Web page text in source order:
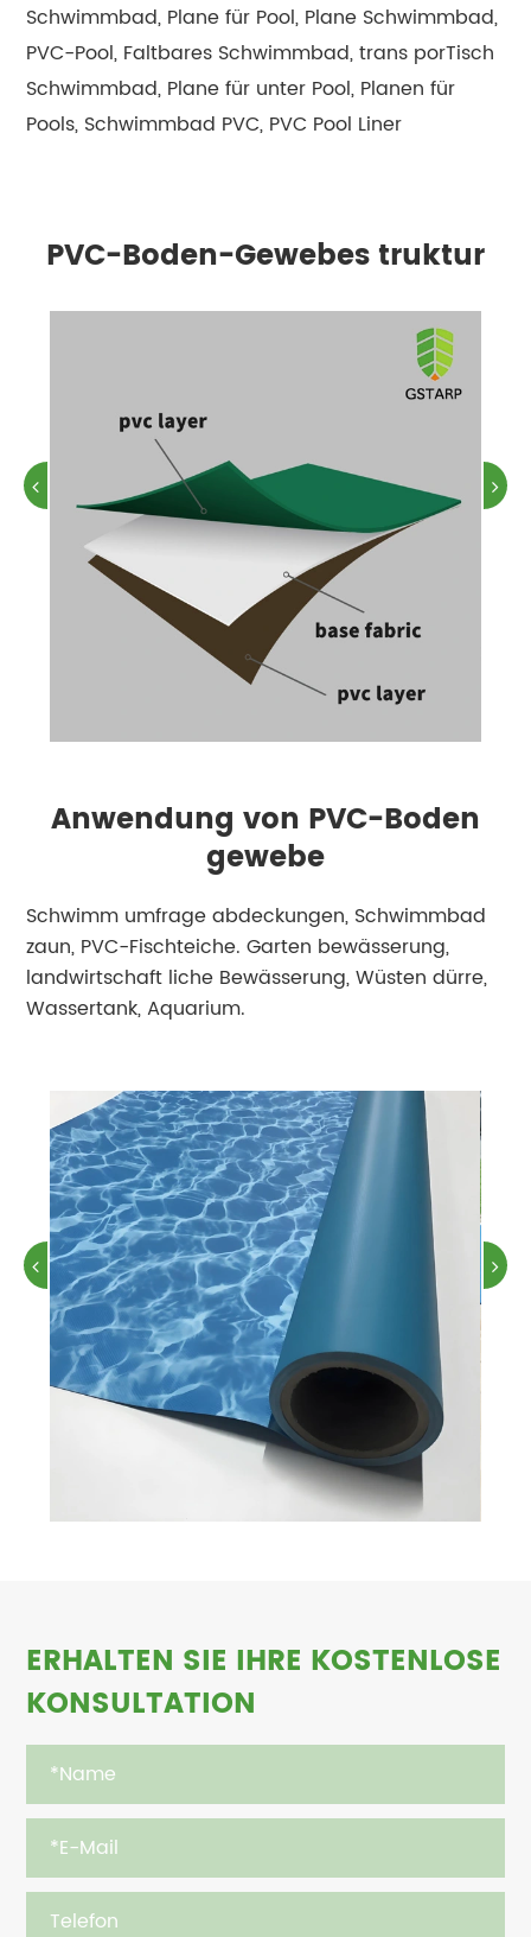
Schwimmbad, Plane für Pool, Plane Schwimmbad,
PVC-Pool, Faltbares Schwimmbad, trans porTisch
Schwimmbad, Plane für unter Pool, Planen für
Pools, Schwimmbad PVC, PVC Pool Liner
PVC-Boden-Gewebes truktur
Anwendung von PVC-Boden
gewebe
Schwimm umfrage abdeckungen, Schwimmbad
zaun, PVC-Fischteiche. Garten bewässerung,
landwirtschaft liche Bewässerung, Wüsten dürre,
Wassertank, Aquarium.
ERHALTEN SIE IHRE KOSTENLOSE
KONSULTATION